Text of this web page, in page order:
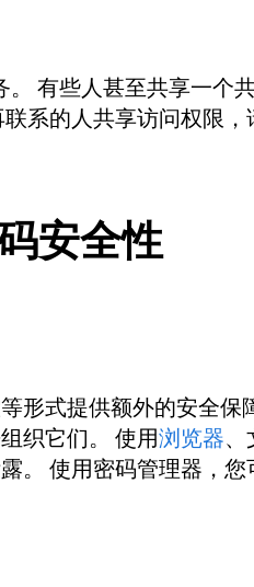
有些人甚至共享一个
系的人共享访问权限
安全性
形式提供额外的安全保
织它们。 使用浏览器、
。 使用密码管理器，